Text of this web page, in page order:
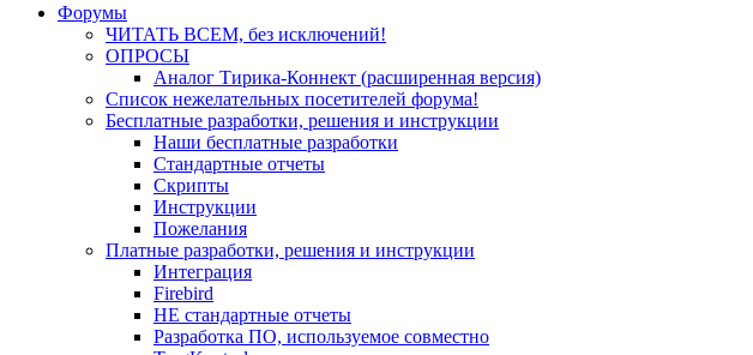
Форумы
ЧИТАТЬ ВСЕМ, без исключений!
ОПРОСЫ
Аналог Тирика-Коннект (расширенная версия)
Список нежелательных посетителей форума!
Бесплатные разработки, решения и инструкции
Наши бесплатные разработки
Стандартные отчеты
Скрипты
Инструкции
Пожелания
Платные разработки, решения и инструкции
Интеграция
Firebird
НЕ стандартные отчеты
Разработка ПО, используемое совместно